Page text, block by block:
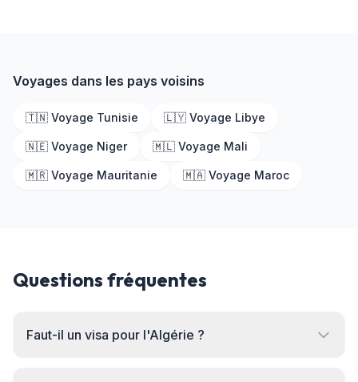
Voyages dans les pays voisins
🇹🇳 Voyage Tunisie 🇱🇾 Voyage Libye
🇳🇪 Voyage Niger 🇲🇱 Voyage Mali
🇲🇷 Voyage Mauritanie 🇲🇦 Voyage Maroc
Questions fréquentes
Faut-il un visa pour l'Algérie ?